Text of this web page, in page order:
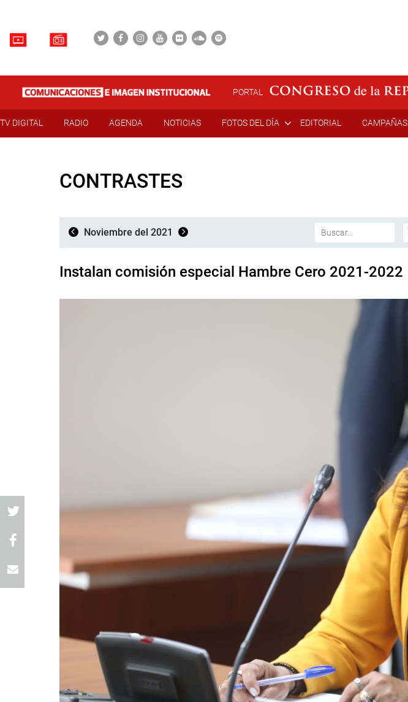
PORTAL
TV DIGITAL RADIO AGENDA NOTICIAS FOTOS DEL DÍA EDITORIAL CAMPAÑAS
CONTRASTES
Noviembre del 2021
Instalan comisión especial Hambre Cero 2021-2022